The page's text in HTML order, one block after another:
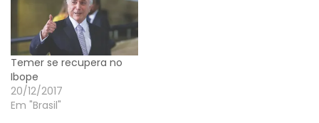
desde que a pesquisa
começou a ser realizada,
em 1986. Em julho deste
ano, o índice era de 68%.
…
Temer se recupera no
Ibope
20/12/2017
Em "Brasil"